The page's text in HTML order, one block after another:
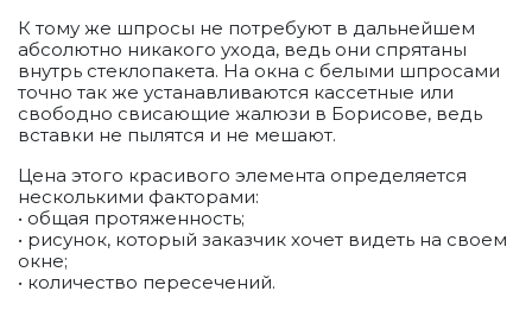
К тому же шпросы не потребуют в дальнейшем
абсолютно никакого ухода, ведь они спрятаны
внутрь стеклопакета. На окна с белыми шпросами
точно так же устанавливаются кассетные или
свободно свисающие жалюзи в Борисове, ведь
вставки не пылятся и не мешают.
Цена этого красивого элемента определяется
несколькими факторами:
• общая протяженность;
• рисунок, который заказчик хочет видеть на своем
окне;
• количество пересечений.